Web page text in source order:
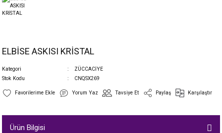
ELBİSE ASKISI KRİSTAL
Kategori
ZÜCCACİYE
Stok Kodu
CNQSX269
Yorum Yaz Tavsiye Et Paylaş Karşılaştır
Ürün Bilgisi